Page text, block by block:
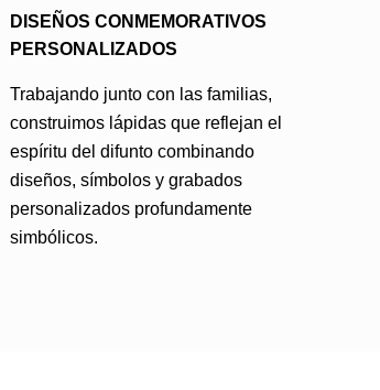
DISEÑOS CONMEMORATIVOS
PERSONALIZADOS
Trabajando junto con las familias,
construimos lápidas que reflejan el
espíritu del difunto combinando
diseños, símbolos y grabados
personalizados profundamente
simbólicos.